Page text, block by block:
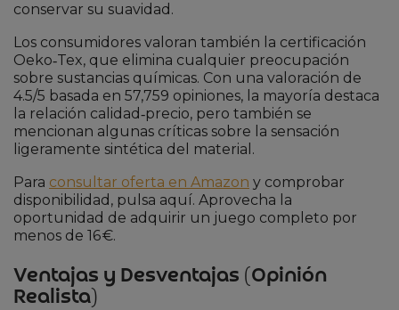
conservar su suavidad.
Los consumidores valoran también la certificación
Oeko‑Tex, que elimina cualquier preocupación
sobre sustancias químicas. Con una valoración de
4.5/5 basada en 57,759 opiniones, la mayoría destaca
la relación calidad‑precio, pero también se
mencionan algunas críticas sobre la sensación
ligeramente sintética del material.
Para consultar oferta en Amazon y comprobar
disponibilidad, pulsa aquí. Aprovecha la
oportunidad de adquirir un juego completo por
menos de 16 €.
Ventajas y Desventajas (Opinión
Realista)